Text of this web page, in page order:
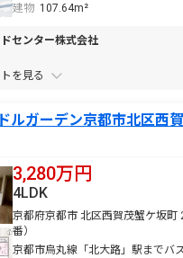
建物 107.64m²
センター株式会社
を
ルガーデン京都市北区西
3,280万円
京都府京都市 北区西賀茂蟹ケ坂町
番）
京都市烏丸線「北大路」駅までバ
4LDK